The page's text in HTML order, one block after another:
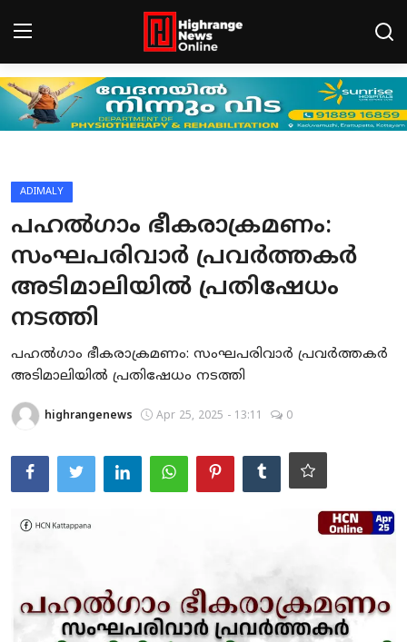
Login Register
HCN - CONNECT
Gallery
BREAKING NEWS
Contact
LEAD NEWS
KERALA
IDUKKI
KATTAPPANA
ADIMALY
പഹല്‍ഗാം ഭീകരാക്രമണം:
സംഘപരിവാര്‍ പ്രവര്‍ത്തകര്‍
അടിമാലിയില്‍ പ്രതിഷേധം
നടത്തി
പഹല്‍ഗാം ഭീകരാക്രമണം: സംഘപരിവാര്‍ പ്രവര്‍ത്തകര്‍
അടിമാലിയില്‍ പ്രതിഷേധം നടത്തി
highrangenews Apr 25, 2025 - 13:11 0